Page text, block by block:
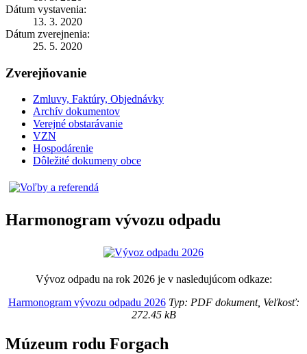
Dátum vystavenia:
13. 3. 2020
Dátum zverejnenia:
25. 5. 2020
Zverejňovanie
Zmluvy, Faktúry, Objednávky
Archív dokumentov
Verejné obstarávanie
VZN
Hospodárenie
Dôležité dokumeny obce
Harmonogram vývozu odpadu
Vývoz odpadu na rok 2026 je v nasledujúcom odkaze:
Harmonogram vývozu odpadu 2026Typ: PDF dokument, Veľkosť:
272.45 kB
Múzeum rodu Forgach